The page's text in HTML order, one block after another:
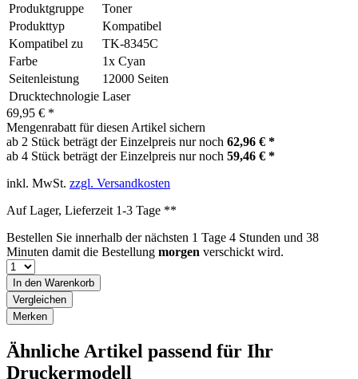
Produktgruppe
Toner
Produkttyp
Kompatibel
Kompatibel zu
TK-8345C
Farbe
1x Cyan
Seitenleistung
12000 Seiten
Drucktechnologie Laser
69,95 € *
Mengenrabatt für diesen Artikel sichern
ab 2 Stück beträgt der Einzelpreis nur noch 62,96 € *
ab 4 Stück beträgt der Einzelpreis nur noch 59,46 € *
inkl. MwSt. zzgl. Versandkosten
Auf Lager, Lieferzeit 1-3 Tage **
Bestellen Sie innerhalb der nächsten 1 Tage 4 Stunden und 38
Minuten damit die Bestellung morgen verschickt wird.
In den Warenkorb
Vergleichen
Merken
Ähnliche Artikel passend für Ihr
Druckermodell